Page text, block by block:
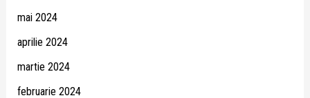
mai 2024
aprilie 2024
martie 2024
februarie 2024